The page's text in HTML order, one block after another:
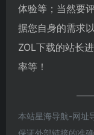
体验等；当然要
据您自身的需求
ZOL下载的站长
率等！
本站星海导航-网址
保证外部链接的准